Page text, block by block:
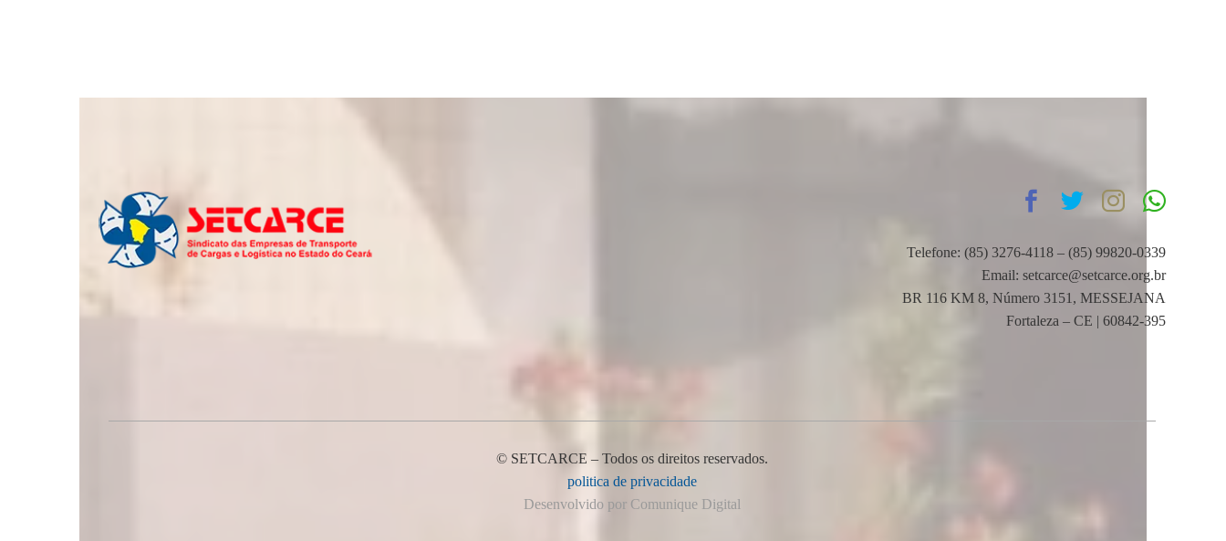
Telefone: (85) 3276-4118 – (85) 99820-0339
Email: setcarce@setcarce.org.br
BR 116 KM 8, Número 3151, MESSEJANA
Fortaleza – CE | 60842-395
© SETCARCE – Todos os direitos reservados.
politica de privacidade
Desenvolvido por Comunique Digital